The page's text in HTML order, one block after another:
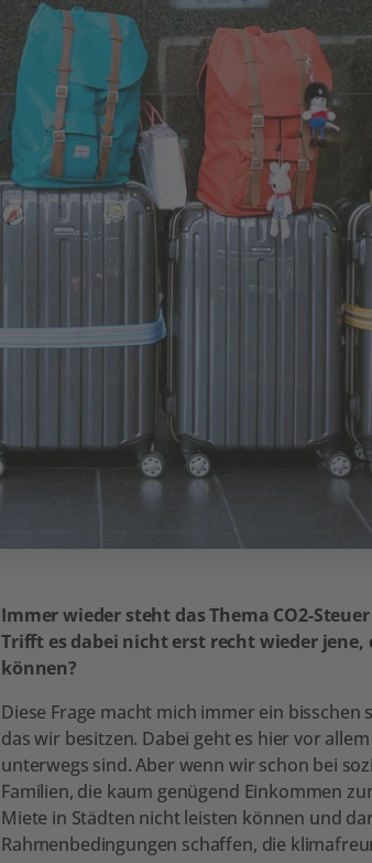
Immer wieder steht das Thema CO2-
Trifft es dabei nicht erst recht wieder
können?
Diese Frage macht mich immer ein bisschen
das wir besitzen. Dabei geht es hier vor
unterwegs sind. Aber wenn wir schon bei
Familien, die kaum genügend Einkommen
Miete in Städten nicht leisten können und
Rahmenbedingungen schaffen, die